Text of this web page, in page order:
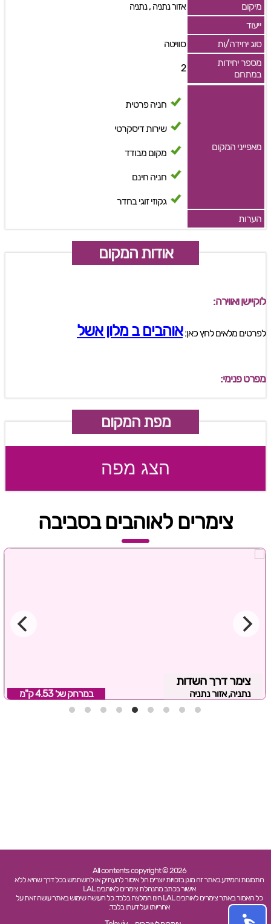
מיקום אזור נתניה,נתניה
ייעוד
סוג יחידה/ות
סוויטה
מספר יחידות
במתחם
2
מאפייני המקום
חניה פרטית
שירות דיסקרטי
מקום מבודד
חניה חינם
גקוזי זוגי בחדר
הערות
אודות המקום
לוקיישן ואווירה:
לפרטים מלאים לחץ כאן:אוהבים ב מלון אשל
מפרט פנימי:
מפת המקום
הצג מפה
צימרים לאוהבים בסביבה
צימר דרך השדות
נתניה, אזור נתניה במרחק של 4.53 ק"מ
All contents copyright © 2026
התמונות והמידע באתר זה מוגן בזכויות יוצרים חל איסור להעתיק או להשתמש בכל דרך שהיא ללא
אישור בכתב מהנהלת צימרים לאוהבים LAL
כל האמור באתר צימרים לאוהבים LAL הינו המלצה בלבד. כל העושה שימוש באתר עושה זאת על
אחריותו ועל דעתו בלבד.